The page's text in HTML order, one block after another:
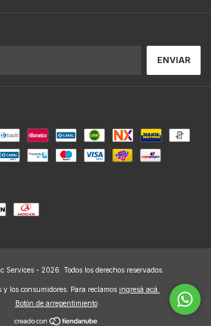
Services - 2026. Todos los derechos reservados.
y los consumidores. Para reclamos ingresá acá.
Botón de arrepentimiento